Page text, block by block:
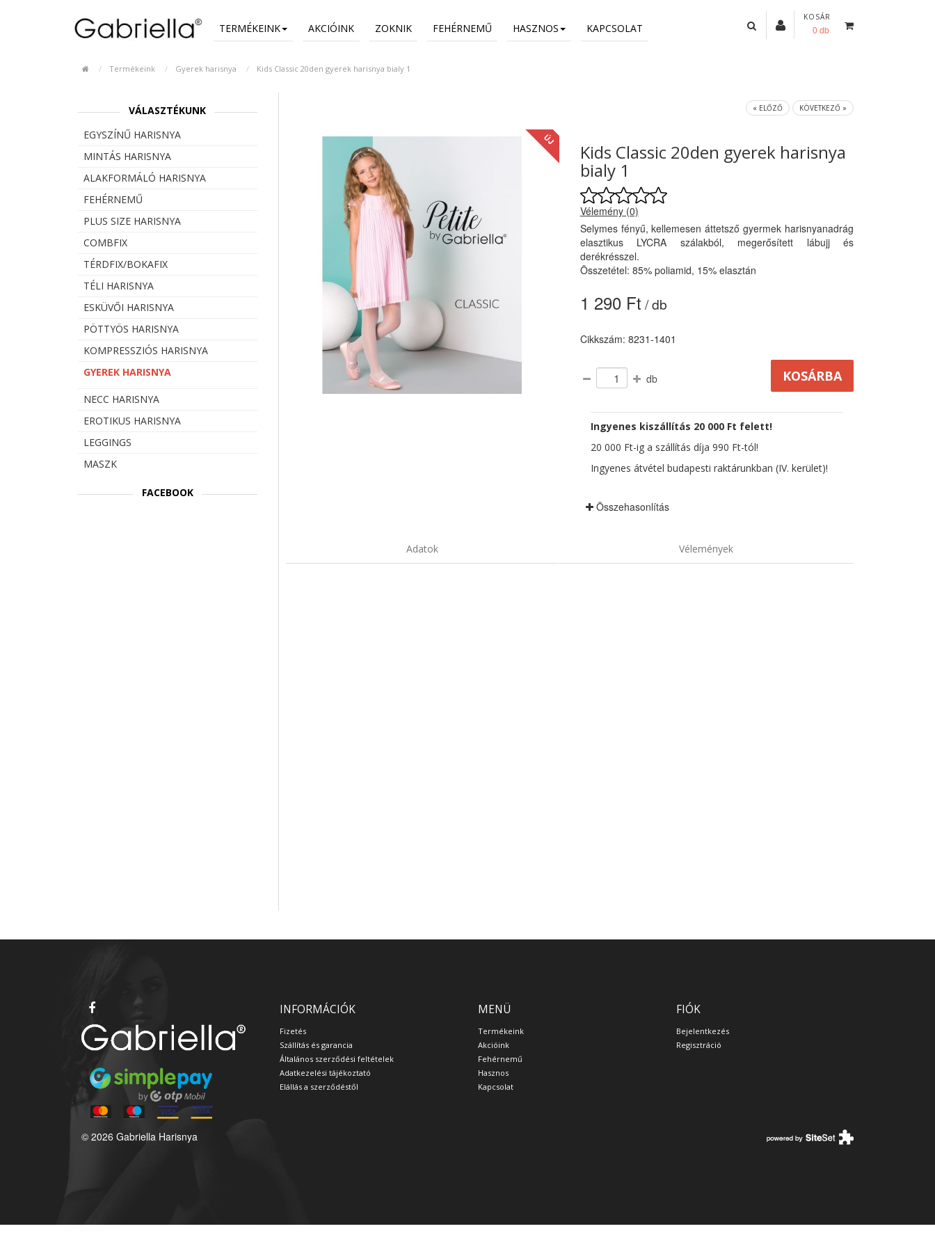
TERMÉKEINK AKCIÓINK ZOKNIK FEHÉRNEMŰ HASZNOS KAPCSOLAT
KOSÁR
0 db
Termékeink Gyerek harisnya Kids Classic 20den gyerek harisnya bialy 1
VÁLASZTÉKUNK
EGYSZÍNŰ HARISNYA
MINTÁS HARISNYA
ALAKFORMÁLÓ HARISNYA
FEHÉRNEMŰ
PLUS SIZE HARISNYA
COMBFIX
TÉRDFIX/BOKAFIX
TÉLI HARISNYA
ESKÜVŐI HARISNYA
PÖTTYÖS HARISNYA
KOMPRESSZIÓS HARISNYA
GYEREK HARISNYA
NECC HARISNYA
EROTIKUS HARISNYA
LEGGINGS
MASZK
FACEBOOK
« ELŐZŐ KÖVETKEZŐ »
ÚJ
Kids Classic 20den gyerek harisnya
bialy 1
Vélemény (0)
Selymes fényű, kellemesen áttetsző gyermek harisnyanadrág
elasztikus LYCRA szálakból, megerősített lábujj és
derékrésszel.
Összetétel: 85% poliamid, 15% elasztán
1 290 Ft / db
Cikkszám: 8231-1401
db
Ingyenes kiszállítás 20 000 Ft felett!
20 000 Ft-ig a szállítás díja 990 Ft-tól!
Ingyenes átvétel budapesti raktárunkban (IV. kerület)!
Összehasonlítás
Adatok Vélemények
INFORMÁCIÓK
Fizetés
Szállítás és garancia
Általános szerződési feltételek
Adatkezelési tájékoztató
Elállás a szerződéstől
MENÜ
Termékeink
Akcióink
Fehérnemű
Hasznos
Kapcsolat
FIÓK
Bejelentkezés
Regisztráció
© 2026 Gabriella Harisnya